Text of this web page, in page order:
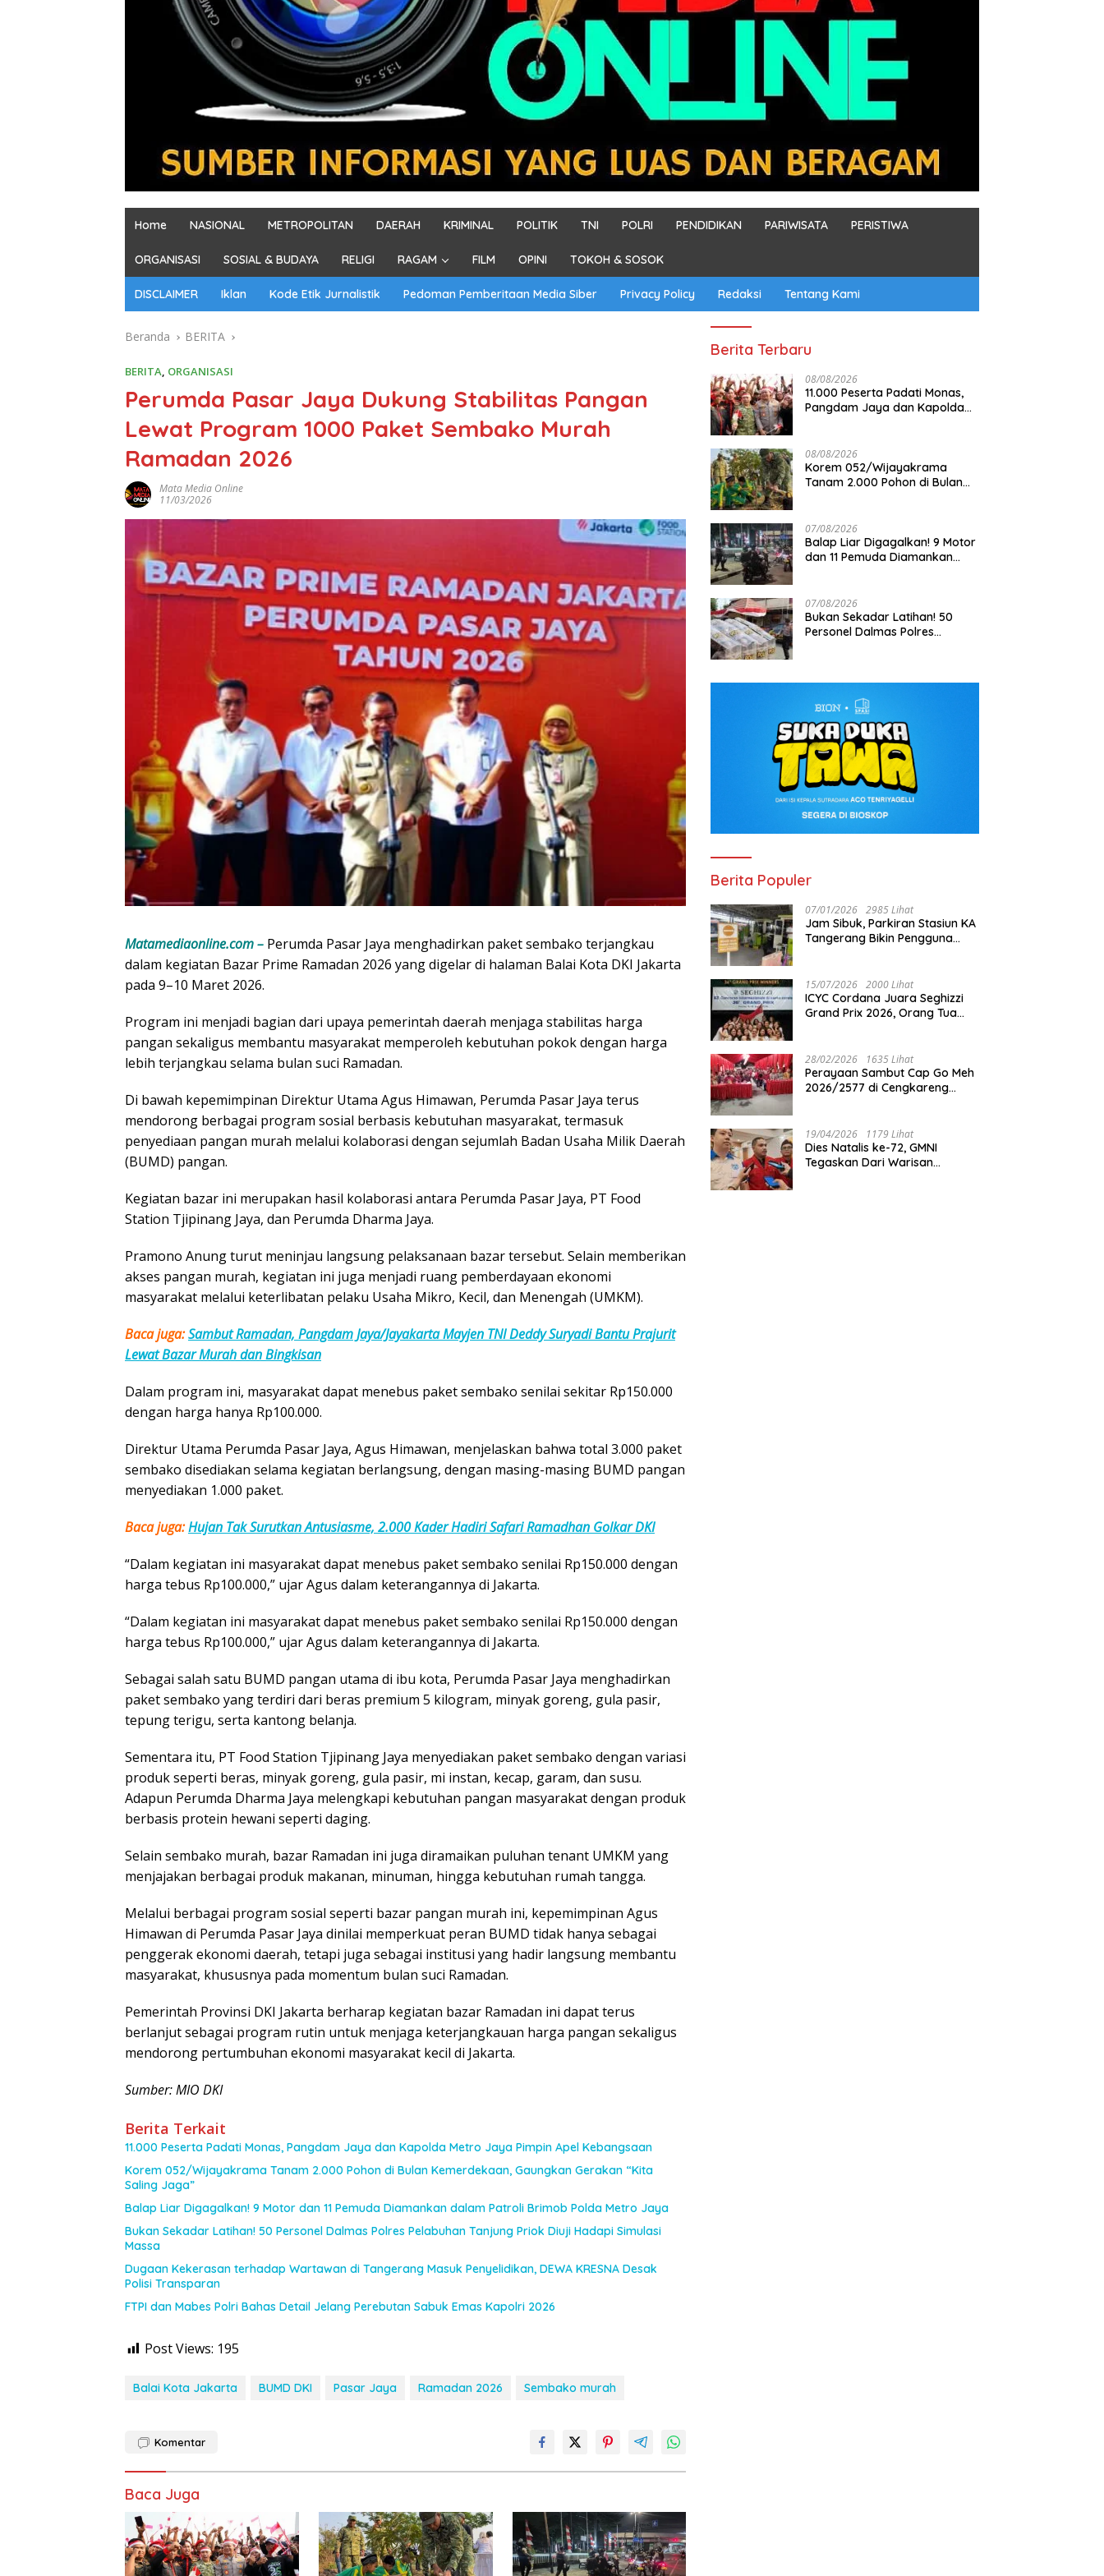
Home NASIONAL METROPOLITAN DAERAH KRIMINAL POLITIK TNI POLRI PENDIDIKAN PARIWISATA PERISTIWA
ORGANISASI SOSIAL & BUDAYA RELIGI RAGAM FILM OPINI TOKOH & SOSOK
DISCLAIMER Iklan Kode Etik Jurnalistik Pedoman Pemberitaan Media Siber Privacy Policy Redaksi Tentang Kami
Beranda BERITA
BERITA, ORGANISASI
Perumda Pasar Jaya Dukung Stabilitas Pangan
Lewat Program 1000 Paket Sembako Murah
Ramadan 2026
Mata Media Online
11/03/2026
Matamediaonline.com – Perumda Pasar Jaya menghadirkan paket sembako terjangkau
dalam kegiatan Bazar Prime Ramadan 2026 yang digelar di halaman Balai Kota DKI Jakarta
pada 9–10 Maret 2026.
Program ini menjadi bagian dari upaya pemerintah daerah menjaga stabilitas harga
pangan sekaligus membantu masyarakat memperoleh kebutuhan pokok dengan harga
lebih terjangkau selama bulan suci Ramadan.
Di bawah kepemimpinan Direktur Utama Agus Himawan, Perumda Pasar Jaya terus
mendorong berbagai program sosial berbasis kebutuhan masyarakat, termasuk
penyediaan pangan murah melalui kolaborasi dengan sejumlah Badan Usaha Milik Daerah
(BUMD) pangan.
Kegiatan bazar ini merupakan hasil kolaborasi antara Perumda Pasar Jaya, PT Food
Station Tjipinang Jaya, dan Perumda Dharma Jaya.
Pramono Anungturut meninjau langsung pelaksanaan bazar tersebut. Selain memberikan
akses pangan murah, kegiatan ini juga menjadi ruang pemberdayaan ekonomi
masyarakat melalui keterlibatan pelaku Usaha Mikro, Kecil, dan Menengah (UMKM).
Baca juga:Sambut Ramadan, Pangdam Jaya/Jayakarta Mayjen TNI Deddy Suryadi Bantu Prajurit
Lewat Bazar Murah dan Bingkisan
Dalam program ini, masyarakat dapat menebus paket sembako senilai sekitar Rp150.000
dengan harga hanya Rp100.000.
Direktur Utama Perumda Pasar Jaya, Agus Himawan, menjelaskan bahwa total 3.000 paket
sembako disediakan selama kegiatan berlangsung, dengan masing-masing BUMD pangan
menyediakan 1.000 paket.
Baca juga:Hujan Tak Surutkan Antusiasme, 2.000 Kader Hadiri Safari Ramadhan Golkar DKI
“Dalam kegiatan ini masyarakat dapat menebus paket sembako senilai Rp150.000 dengan
harga tebus Rp100.000,” ujar Agus dalam keterangannya di Jakarta.
“Dalam kegiatan ini masyarakat dapat menebus paket sembako senilai Rp150.000 dengan
harga tebus Rp100.000,” ujar Agus dalam keterangannya di Jakarta.
Sebagai salah satu BUMD pangan utama di ibu kota, Perumda Pasar Jaya menghadirkan
paket sembako yang terdiri dari beras premium 5 kilogram, minyak goreng, gula pasir,
tepung terigu, serta kantong belanja.
Sementara itu, PT Food Station Tjipinang Jaya menyediakan paket sembako dengan variasi
produk seperti beras, minyak goreng, gula pasir, mi instan, kecap, garam, dan susu.
Adapun Perumda Dharma Jaya melengkapi kebutuhan pangan masyarakat dengan produk
berbasis protein hewani seperti daging.
Selain sembako murah, bazar Ramadan ini juga diramaikan puluhan tenant UMKM yang
menjajakan berbagai produk makanan, minuman, hingga kebutuhan rumah tangga.
Melalui berbagai program sosial seperti bazar pangan murah ini, kepemimpinan Agus
Himawan di Perumda Pasar Jaya dinilai memperkuat peran BUMD tidak hanya sebagai
penggerak ekonomi daerah, tetapi juga sebagai institusi yang hadir langsung membantu
masyarakat, khususnya pada momentum bulan suci Ramadan.
Pemerintah Provinsi DKI Jakarta berharap kegiatan bazar Ramadan ini dapat terus
berlanjut sebagai program rutin untuk menjaga keterjangkauan harga pangan sekaligus
mendorong pertumbuhan ekonomi masyarakat kecil di Jakarta.
Sumber: MIO DKI
Berita Terkait
11.000 Peserta Padati Monas, Pangdam Jaya dan Kapolda Metro Jaya Pimpin Apel Kebangsaan
Korem 052/Wijayakrama Tanam 2.000 Pohon di Bulan Kemerdekaan, Gaungkan Gerakan “Kita
Saling Jaga”
Balap Liar Digagalkan! 9 Motor dan 11 Pemuda Diamankan dalam Patroli Brimob Polda Metro Jaya
Bukan Sekadar Latihan! 50 Personel Dalmas Polres Pelabuhan Tanjung Priok Diuji Hadapi Simulasi
Massa
Dugaan Kekerasan terhadap Wartawan di Tangerang Masuk Penyelidikan, DEWA KRESNA Desak
Polisi Transparan
FTPI dan Mabes Polri Bahas Detail Jelang Perebutan Sabuk Emas Kapolri 2026
Post Views: 195
Balai Kota Jakarta BUMD DKI Pasar Jaya Ramadan 2026 Sembako murah
Komentar
Baca Juga
Berita Terbaru
08/08/2026
11.000 Peserta Padati Monas,
Pangdam Jaya dan Kapolda
08/08/2026
Korem 052/Wijayakrama
Tanam 2.000 Pohon di Bulan
07/08/2026
Balap Liar Digagalkan! 9 Motor
dan 11 Pemuda Diamankan
07/08/2026
Bukan Sekadar Latihan! 50
Personel Dalmas Polres
Berita Populer
07/01/2026 2985 Lihat
Jam Sibuk, Parkiran Stasiun KA
Tangerang Bikin Pengguna
15/07/2026 2000 Lihat
ICYC Cordana Juara Seghizzi
Grand Prix 2026, Orang Tua
Indonesia
28/02/2026 1635 Lihat
Perayaan Sambut Cap Go Meh
2026/2577 di Cengkareng
Harmoni
19/04/2026 1179 Lihat
Dies Natalis ke-72, GMNI
Tegaskan Dari Warisan